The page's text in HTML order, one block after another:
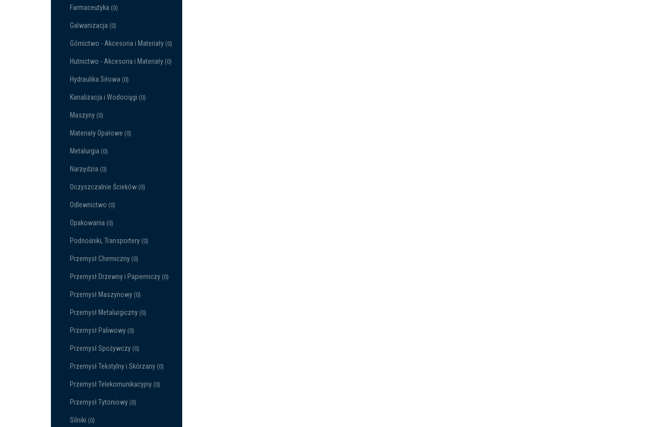
Farmaceutyka (0)
Galwanizacja (0)
Górnictwo - Akcesoria i Materiały (0)
Hutnictwo - Akcesoria i Materiały (0)
Hydraulika Siłowa (0)
Kanalizacja i Wodociągi (0)
Maszyny (0)
Materiały Opałowe (0)
Metalurgia (0)
Narzędzia (0)
Oczyszczalnie Ścieków (0)
Odlewnictwo (0)
Opakowania (0)
Podnośniki, Transportery (0)
Przemysł Chemiczny (0)
Przemysł Drzewny i Papierniczy (0)
Przemysł Maszynowy (0)
Przemysł Metalurgiczny (0)
Przemysł Paliwowy (0)
Przemysł Spożywczy (0)
Przemysł Tekstylny i Skórzany (0)
Przemysł Telekomunikacyjny (0)
Przemysł Tytoniowy (0)
Silniki (0)